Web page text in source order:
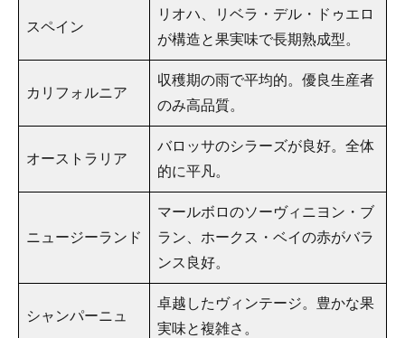
スペイン
リオハ、リベラ・デル・ドゥエロ
が構造と果実味で長期熟成型。
カリフォルニア
収穫期の雨で平均的。優良生産者
のみ高品質。
オーストラリア
バロッサのシラーズが良好。全体
的に平凡。
ニュージーランド
マールボロのソーヴィニヨン・ブ
ラン、ホークス・ベイの赤がバラ
ンス良好。
シャンパーニュ
卓越したヴィンテージ。豊かな果
実味と複雑さ。